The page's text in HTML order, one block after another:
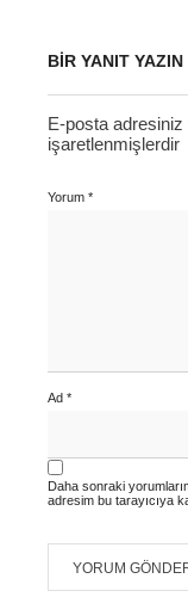
BIR YANIT YAZIN
E-posta
işaretlenmişlerdir
Yorum *
Ad *
Daha sonraki
adresim bu tarayıcıya